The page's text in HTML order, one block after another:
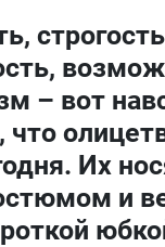
– вот
что
Их
и